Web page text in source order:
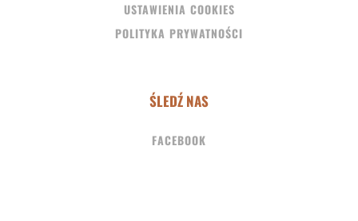
USTAWIENIA COOKIES
POLITYKA PRYWATNOŚCI
ŚLEDŹ NAS
FACEBOOK